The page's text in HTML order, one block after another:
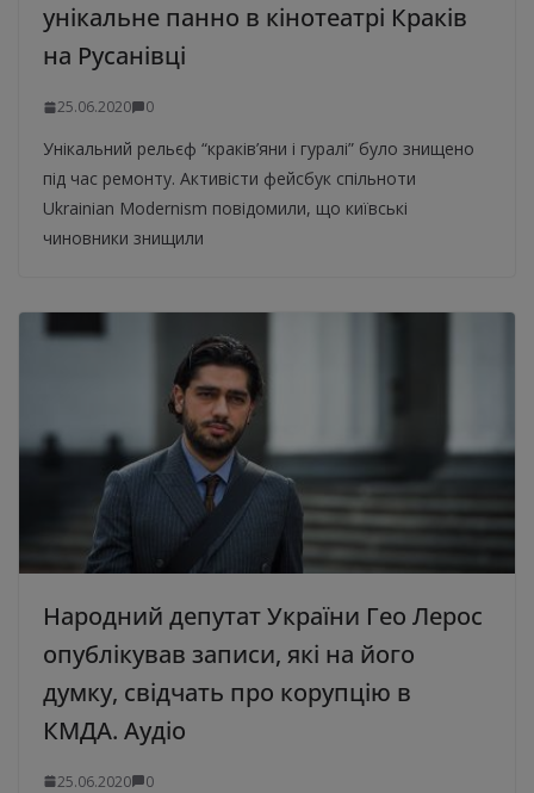
унікальне панно в кінотеатрі Краків
на Русанівці
25.06.2020 0
Унікальний рельєф “краків’яни і гуралі” було знищено
під час ремонту. Активісти фейсбук спільноти
Ukrainian Modernism повідомили, що київські
чиновники знищили
Народний депутат України Гео Лерос
опублікував записи, які на його
думку, свідчать про корупцію в
КМДА. Аудіо
25.06.2020 0